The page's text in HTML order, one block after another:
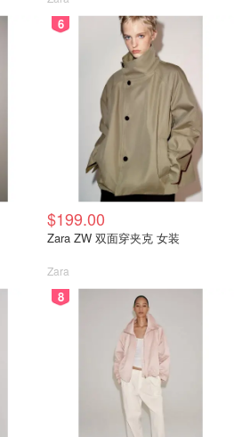
6
$199.00
Zara ZW 双面穿夹克 女装
Zara
8